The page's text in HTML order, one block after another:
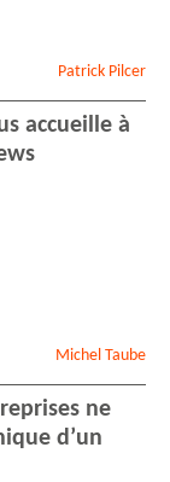
Patrick Pilcer
accueille à
Michel Taube
ne
d’un